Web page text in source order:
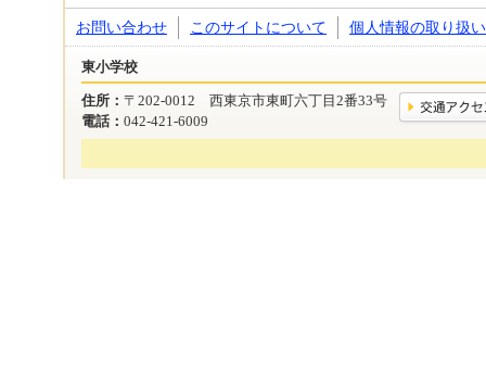
お問い合わせ このサイトについて 個人情報の取り扱い
東小学校
住所： 〒202-0012 西東京市東町六丁目2番33号
電話： 042-421-6009